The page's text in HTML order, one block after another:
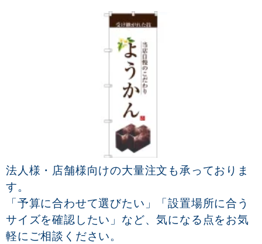
法人様・店舗様向けの大量注文も承っておりま
す。
「予算に合わせて選びたい」「設置場所に合う
サイズを確認したい」など、気になる点をお気
軽にご相談ください。